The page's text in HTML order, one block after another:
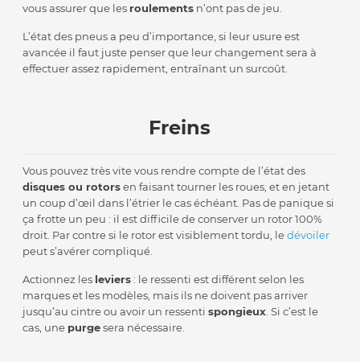
vous assurer que les roulements n’ont pas de jeu.
L’état des pneus a peu d’importance, si leur usure est
avancée il faut juste penser que leur changement sera à
effectuer assez rapidement, entraînant un surcoût.
Freins
Vous pouvez très vite vous rendre compte de l’état des
disques ou rotorsen faisant tourner les roues, et en jetant
un coup d’œil dans l’étrier le cas échéant. Pas de panique si
ça frotte un peu : il est difficile de conserver un rotor 100%
droit. Par contre si le rotor est visiblement tordu, ledévoiler
peut s’avérer compliqué.
Actionnez les leviers : le ressenti est différent selon les
marques et les modèles, mais ils ne doivent pas arriver
jusqu’au cintre ou avoir un ressentispongieux . Si c’est le
cas, une purgesera nécessaire.